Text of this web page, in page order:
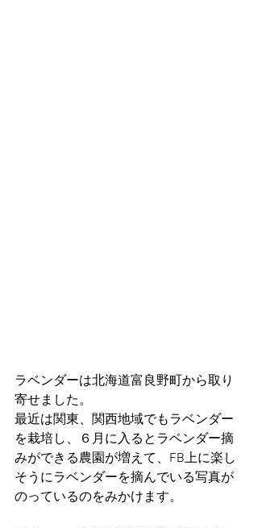
ラベンダーは北海道富良野町から取り
寄せました。
最近は関東、関西地域でもラベンダー
を栽培し、６月に入るとラベンダー摘
みができる農園が増えて、FB上に楽し
そうにラベンダーを摘んでいる写真が
のっているのをみかけます。